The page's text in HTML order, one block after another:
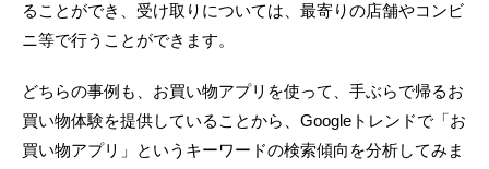
ることができ、受け取りについては、最寄りの店舗やコンビ
ニ等で行うことができます。
どちらの事例も、お買い物アプリを使って、手ぶらで帰るお
買い物体験を提供していることから、Googleトレンドで「お
買い物アプリ」というキーワードの検索傾向を分析してみま